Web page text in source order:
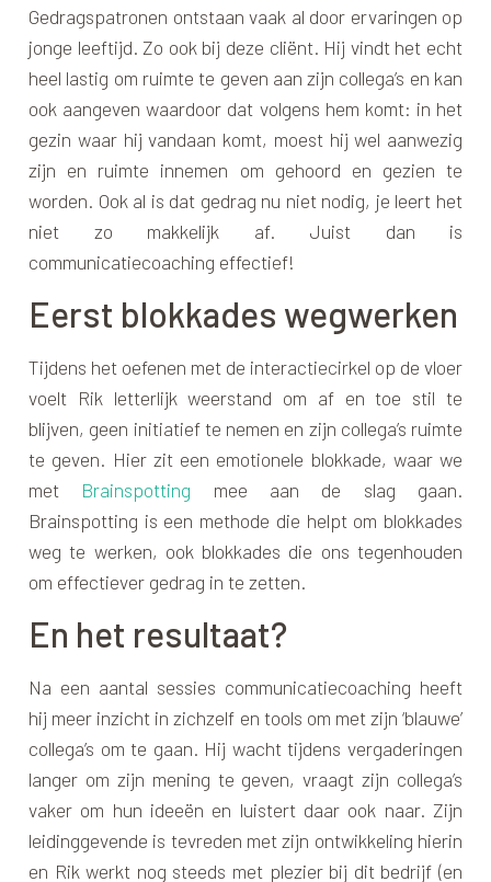
Gedragspatronen ontstaan vaak al door ervaringen op
jonge leeftijd. Zo ook bij deze cliënt. Hij vindt het echt
heel lastig om ruimte te geven aan zijn collega’s en kan
ook aangeven waardoor dat volgens hem komt: in het
gezin waar hij vandaan komt, moest hij wel aanwezig
zijn en ruimte innemen om gehoord en gezien te
worden. Ook al is dat gedrag nu niet nodig, je leert het
niet zo makkelijk af. Juist dan is
communicatiecoaching effectief!
Eerst blokkades wegwerken
Tijdens het oefenen met de interactiecirkel op de vloer
voelt Rik letterlijk weerstand om af en toe stil te
blijven, geen initiatief te nemen en zijn collega’s ruimte
te geven. Hier zit een emotionele blokkade, waar we
met Brainspotting mee aan de slag gaan.
Brainspotting is een methode die helpt om blokkades
weg te werken, ook blokkades die ons tegenhouden
om effectiever gedrag in te zetten.
En het resultaat?
Na een aantal sessies communicatiecoaching heeft
hij meer inzicht in zichzelf en tools om met zijn ‘blauwe’
collega’s om te gaan. Hij wacht tijdens vergaderingen
langer om zijn mening te geven, vraagt zijn collega’s
vaker om hun ideeën en luistert daar ook naar. Zijn
leidinggevende is tevreden met zijn ontwikkeling hierin
en Rik werkt nog steeds met plezier bij dit bedrijf (en